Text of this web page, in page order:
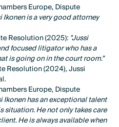
Europe, Dispute
Ikonen is a very good attorney
Resolution (2025): "Jussi
focused litigator who has a
is going on in the court room.”
Resolution (2024), Jussi
Europe, Dispute
Ikonen has an exceptional talent
situation. He not only takes care
He is always available when